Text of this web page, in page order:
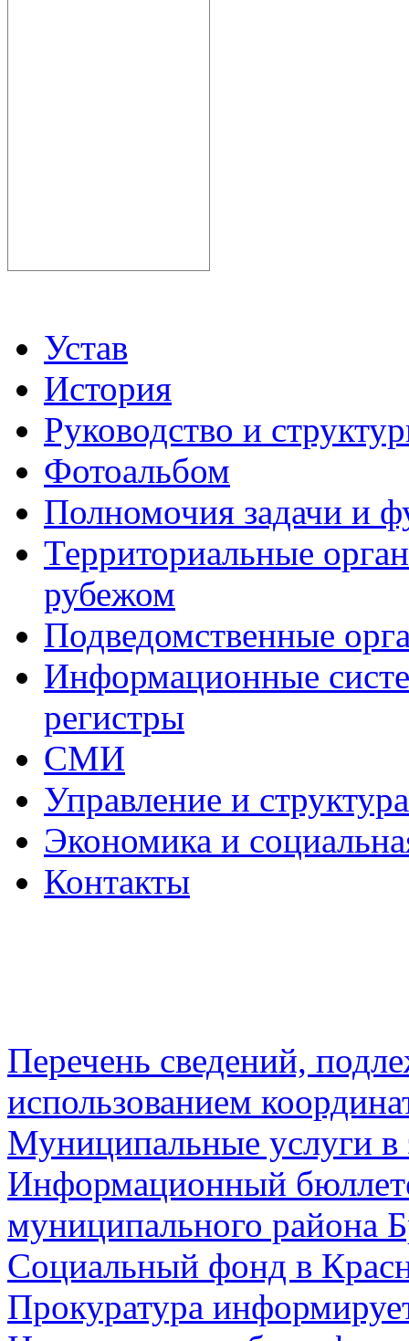
Устав
История
Руководство и
Фотоальбом
Полномочия задачи и
Территориальные
рубежом
Подведомственные
Информационные
регистры
СМИ
Управление и
Экономика и
Контакты
Перечень сведений,
использованием
Муниципальные услуги в
Информационный
муниципального района
Социальный фонд в
Прокуратура